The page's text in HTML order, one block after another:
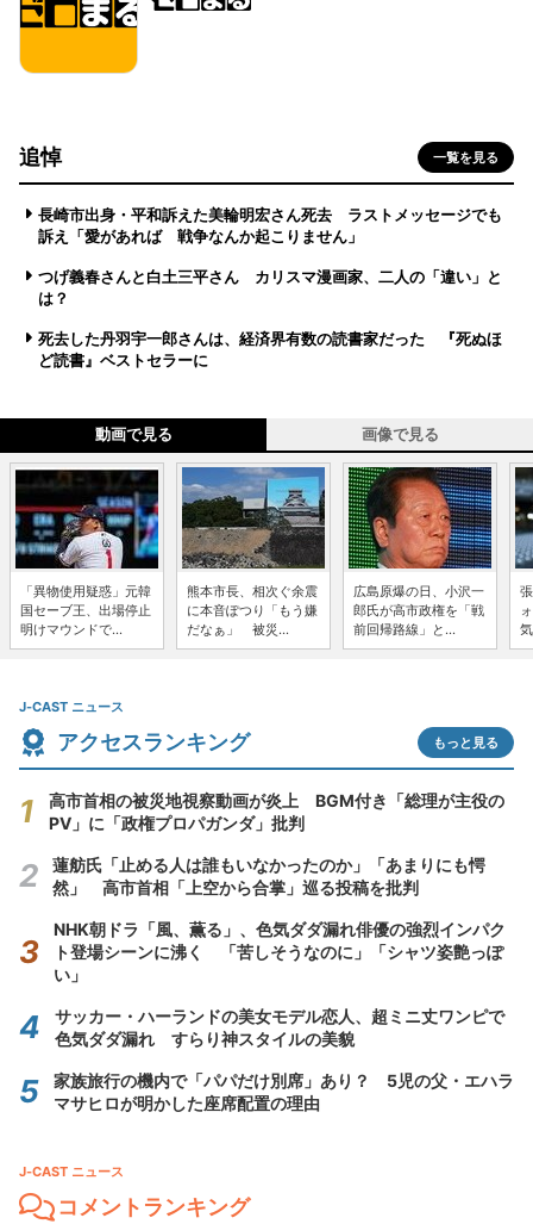
追悼 一覧を見る
長崎市出身・平和訴えた美輪明宏さん死去 ラストメッセージでも
訴え「愛があれば 戦争なんか起こりません」
つげ義春さんと白土三平さん カリスマ漫画家、二人の「違い」と
は？
死去した丹羽宇一郎さんは、経済界有数の読書家だった 『死ぬほ
ど読書』ベストセラーに
動画で見る 画像で見る
「異物使用疑惑」元韓
国セーブ王、出場停止
明けマウンドで...
熊本市長、相次ぐ余震
に本音ぽつり「もう嫌
だなぁ」 被災...
広島原爆の日、小沢一
郎氏が高市政権を「戦
前回帰路線」と...
J-CAST ニュース
アクセスランキング もっと見る
高市首相の被災地視察動画が炎上 BGM付き「総理が主役の
PV」に「政権プロパガンダ」批判
蓮舫氏「止める人は誰もいなかったのか」「あまりにも愕
然」 高市首相「上空から合掌」巡る投稿を批判
NHK朝ドラ「風、薫る」、色気ダダ漏れ俳優の強烈インパク
ト登場シーンに沸く 「苦しそうなのに」「シャツ姿艶っぽ
い」
サッカー・ハーランドの美女モデル恋人、超ミニ丈ワンピで
色気ダダ漏れ すらり神スタイルの美貌
家族旅行の機内で「パパだけ別席」あり？ 5児の父・エハラ
マサヒロが明かした座席配置の理由
J-CAST ニュース
コメントランキング